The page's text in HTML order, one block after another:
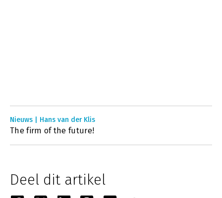
Nieuws | Hans van der Klis
The firm of the future!
Deel dit artikel